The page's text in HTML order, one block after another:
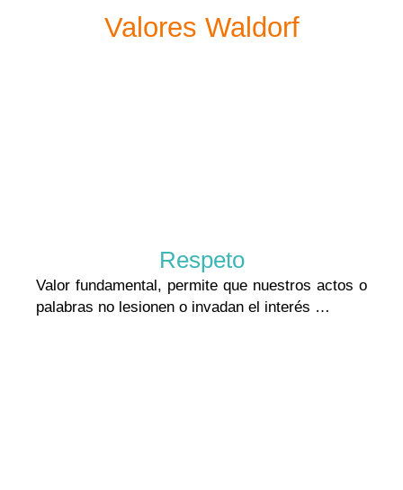
Valores Waldorf
Respeto
Valor fundamental, permite que nuestros actos o
palabras no lesionen o invadan el interés …